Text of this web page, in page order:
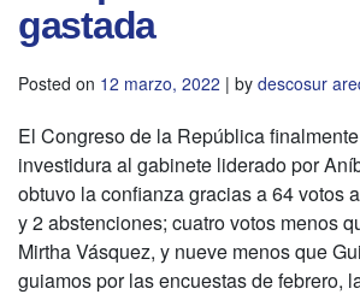
gastada
Posted on 12 marzo, 2022 | by descosur
El Congreso de la República
investidura al gabinete liderado por
obtuvo la confianza gracias a 64 votos
y 2 abstenciones; cuatro votos menos
Mirtha Vásquez, y nueve menos que
guiamos por las encuestas de febrero,